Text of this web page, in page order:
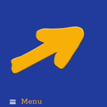
Menu